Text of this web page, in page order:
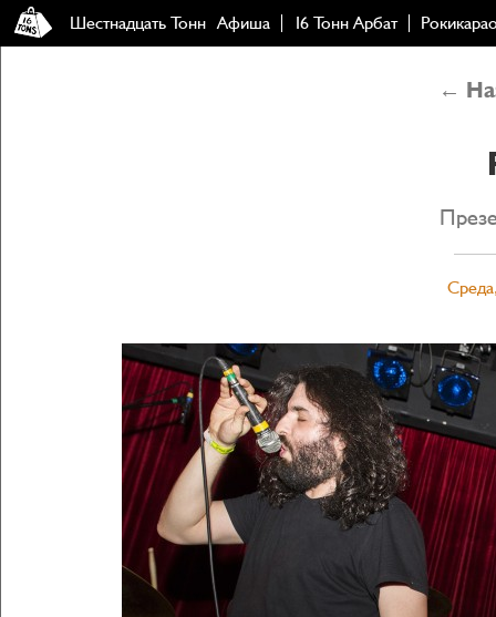
Шестнадцать Тонн Афиша 16 Тонн Арбат
←